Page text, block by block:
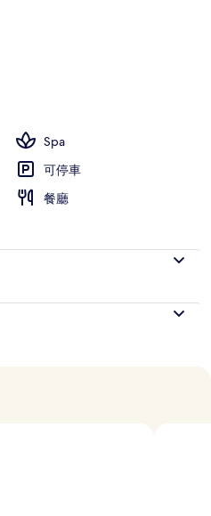
Spa
可停車
餐廳